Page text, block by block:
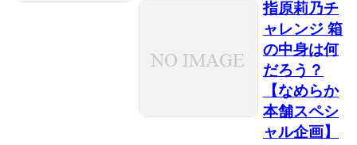
指原莉乃チ
ャレンジ 箱
の中身は何
だろう？
【なめらか
本舗スペシ
ャル企画】